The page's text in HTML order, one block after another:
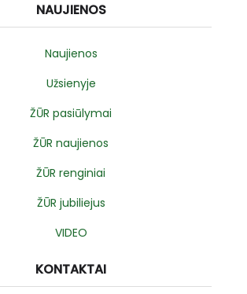
NAUJIENOS
Naujienos
Užsienyje
ŽŪR pasiūlymai
ŽŪR naujienos
ŽŪR renginiai
ŽŪR jubiliejus
VIDEO
KONTAKTAI